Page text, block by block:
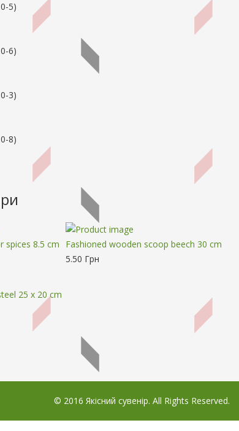
5)
6)
3)
8)
spices 8.5 cm
Fashioned wooden scoop beech 30 cm
5.50 Грн
25 х 20 cm
© 2016 Якісний сувенір. All Rights Reserved.